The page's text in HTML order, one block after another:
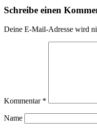
Schreibe einen
Deine E-Mail-Adresse wird
Kommentar *
Name